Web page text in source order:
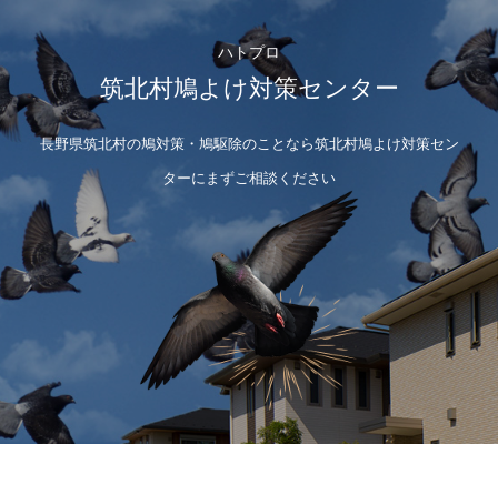
ハトプロ
筑北村鳩よけ対策センター
長野県筑北村の鳩対策・鳩駆除のことなら筑北村鳩よけ対策セン
ターにまずご相談ください